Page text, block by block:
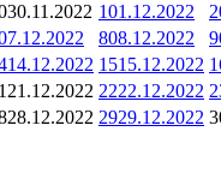
30.11.2022 101.12.2022 2
808.12.2022 9
14.12.2022 1515.12.2022
21.12.2022 2222.12.2022
28.12.2022 2929.12.2022